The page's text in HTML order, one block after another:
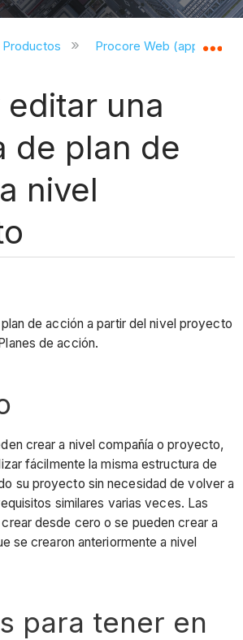
contraer jerarquía global
Productos Procore Web
una
de plan de
nivel
de acción a partir del nivel proyecto
de acción.
crear a nivel compañía o proyecto,
fácilmente la misma estructura de
su proyecto sin necesidad de volver a
similares varias veces. Las
desde cero o se pueden crear a
se crearon anteriormente a nivel
para tener en